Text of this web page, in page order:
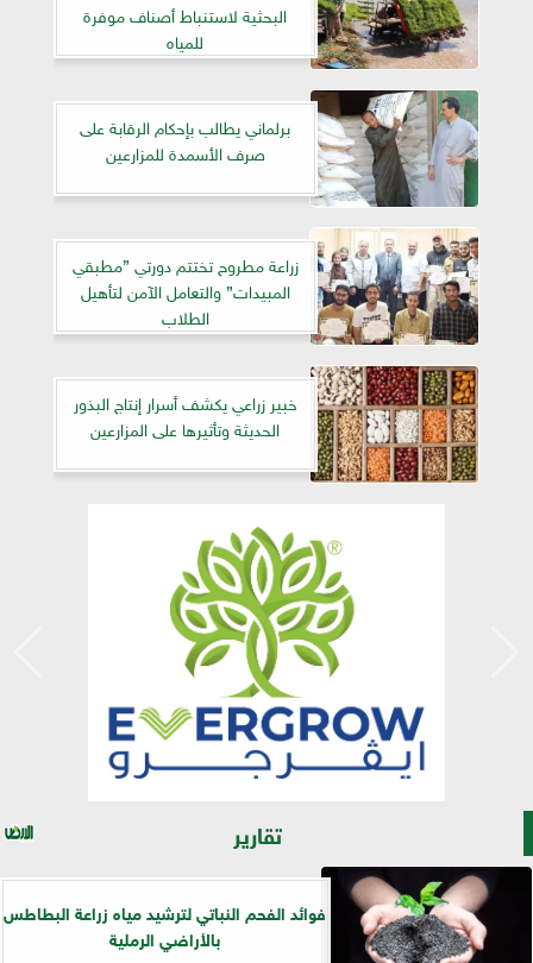
البحثية لاستنباط أصناف موفرة
للمياه
برلماني يطالب بإحكام الرقابة على
صرف الأسمدة للمزارعين
زراعة مطروح تختتم دورتي ”مطبقي
المبيدات” والتعامل الآمن لتأهيل
الطلاب
خبير زراعي يكشف أسرار إنتاج البذور
الحديثة وتأثيرها على المزارعين
تقارير
فوائد الفحم النباتي لترشيد مياه زراعة البطاطس
بالأراضي الرملية